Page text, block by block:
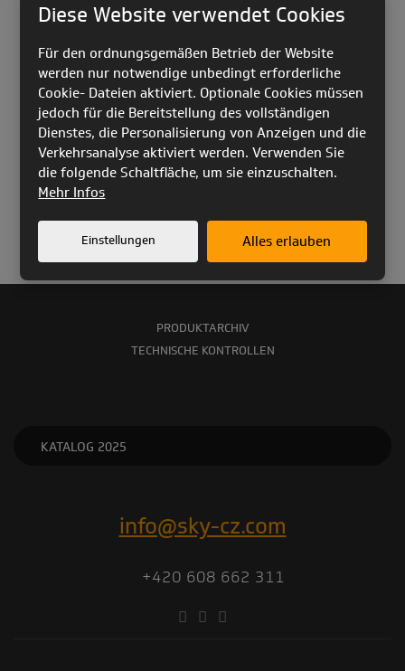
PRODUKTARCHIV
TECHNISCHE KONTROLLEN
KATALOG 2025
info@sky-cz.com
+420 608 662 311
Diese Website verwendet Cookies
Für den ordnungsgemäßen Betrieb der Website
werden nur notwendige unbedingt erforderliche
Cookie- Dateien aktiviert. Optionale Cookies müssen
jedoch für die Bereitstellung des vollständigen
Dienstes, die Personalisierung von Anzeigen und die
Verkehrsanalyse aktiviert werden. Verwenden Sie
die folgende Schaltfläche, um sie einzuschalten.
Mehr Infos
Einstellungen Alles erlauben